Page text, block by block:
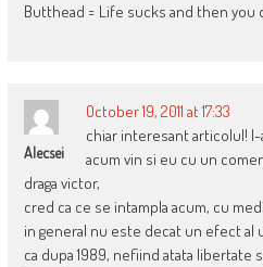
Butthead = Life sucks and then you
Alecsei
October 19, 2011 at 17:33
chiar interesant articolul!
acum vin si eu cu un
draga victor,
cred ca ce se intampla acum, cu
in general nu este decat un efect al
ca dupa 1989, nefiind atata libertate